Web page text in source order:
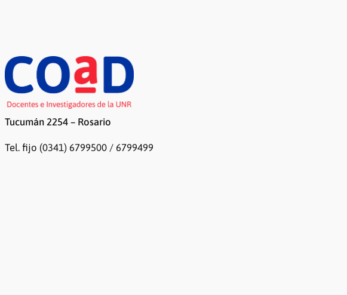
Tucumán 2254 – Rosario
Tel. fijo (0341) 6799500 / 6799499